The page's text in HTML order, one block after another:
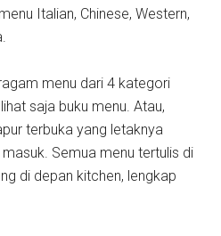
Italian, Chinese, Western,
menu dari 4 kategori
saja buku menu. Atau,
terbuka yang letaknya
Semua menu tertulis di
di depan kitchen, lengkap